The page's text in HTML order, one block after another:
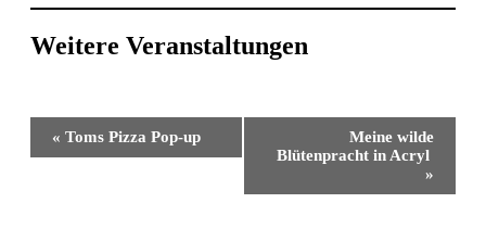
Weitere Veranstaltungen
Veranstaltung-
« Toms Pizza Pop-up
Meine wilde
Blütenpracht in Acryl
»